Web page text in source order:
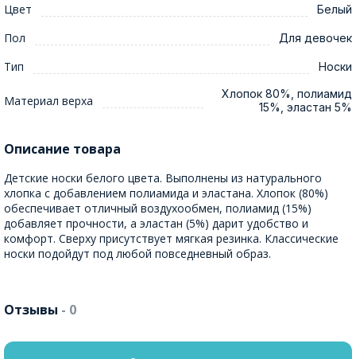
Цвет Белый
Пол Для девочек
Тип Носки
Материал верха
Хлопок 80%, полиамид
15%, эластан 5%
Описание товара
Детские носки белого цвета. Выполнены из натурального
хлопка с добавлением полиамида и эластана. Хлопок (80%)
обеспечивает отличный воздухообмен, полиамид (15%)
добавляет прочности, а эластан (5%) дарит удобство и
комфорт. Сверху присутствует мягкая резинка. Классические
носки подойдут под любой повседневный образ.
Отзывы - 0